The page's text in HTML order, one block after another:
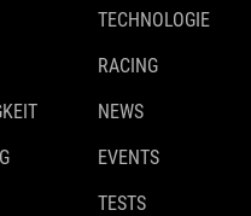
TECHNOLOGIE
RACING
NEWS
EVENTS
TESTS